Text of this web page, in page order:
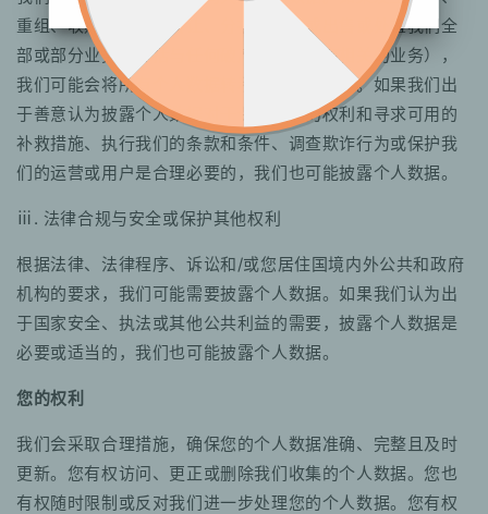
重组、收购、合资、转让、分拆、转移或出售或处置我们全
部或部分业务（包括与任何破产或类似程序相关的业务），
我们可能会将所有个人数据转移给相关第三方。如果我们出
于善意认为披露个人数据对于保护我们的权利和寻求可用的
补救措施、执行我们的条款和条件、调查欺诈行为或保护我
们的运营或用户是合理必要的，我们也可能披露个人数据。
ⅲ. 法律合规与安全或保护其他权利
根据法律、法律程序、诉讼和/或您居住国境内外公共和政府
机构的要求，我们可能需要披露个人数据。如果我们认为出
于国家安全、执法或其他公共利益的需要，披露个人数据是
必要或适当的，我们也可能披露个人数据。
您的权利
我们会采取合理措施，确保您的个人数据准确、完整且及时
更新。您有权访问、更正或删除我们收集的个人数据。您也
有权随时限制或反对我们进一步处理您的个人数据。您有权